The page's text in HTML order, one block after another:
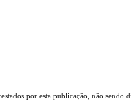
por esta publicação, não